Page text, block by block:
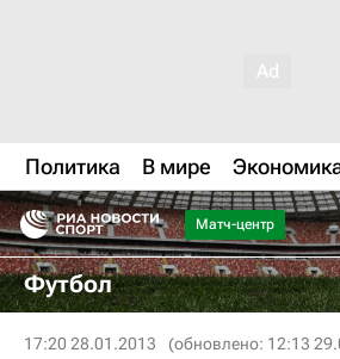
Политика В мире
Матч-центр
Футбол
17:20 28.01.2013 (обновлено: 12:13